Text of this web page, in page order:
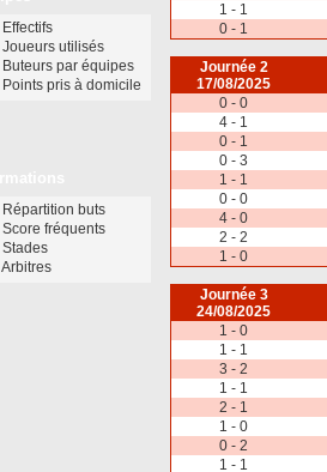
1 - 1
0 - 1
Journée 2
17/08/2025
0 - 0
4 - 1
0 - 1
0 - 3
1 - 1
0 - 0
4 - 0
2 - 2
1 - 0
Journée 3
24/08/2025
1 - 0
1 - 1
3 - 2
1 - 1
2 - 1
1 - 0
0 - 2
1 - 1
Effectifs
Joueurs utilisés
Buteurs par équipes
Points pris à domicile
Répartition buts
Score fréquents
Stades
Arbitres